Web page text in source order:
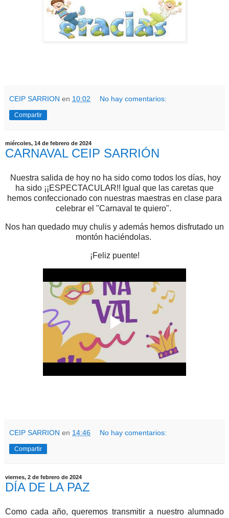
CEIP SARRION en 10:02 No hay comentarios:
Compartir
miércoles, 14 de febrero de 2024
CARNAVAL CEIP SARRIÓN
Nuestra salida de hoy no ha sido como todos los días, hoy
ha sido ¡¡ESPECTACULAR!! Igual que las caretas que
hemos confeccionado con nuestras maestras en clase para
celebrar el "Carnaval te quiero".
Nos han quedado muy chulis y además hemos disfrutado un
montón haciéndolas.
¡Feliz puente!
CEIP SARRION en 14:46 No hay comentarios:
Compartir
viernes, 2 de febrero de 2024
DÍA DE LA PAZ
Como cada año, queremos transmitir a nuestro alumnado